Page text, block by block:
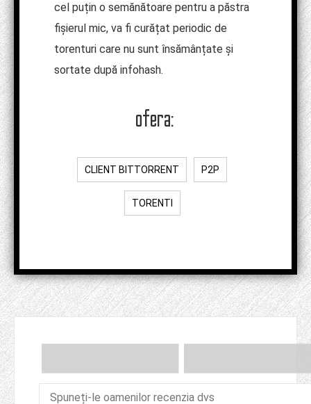
cel puțin o semănătoare pentru a păstra
fișierul mic, va fi curățat periodic de
torenturi care nu sunt însămânțate și
sortate după infohash.
ofera:
CLIENT BITTORRENT P2P
TORENTI